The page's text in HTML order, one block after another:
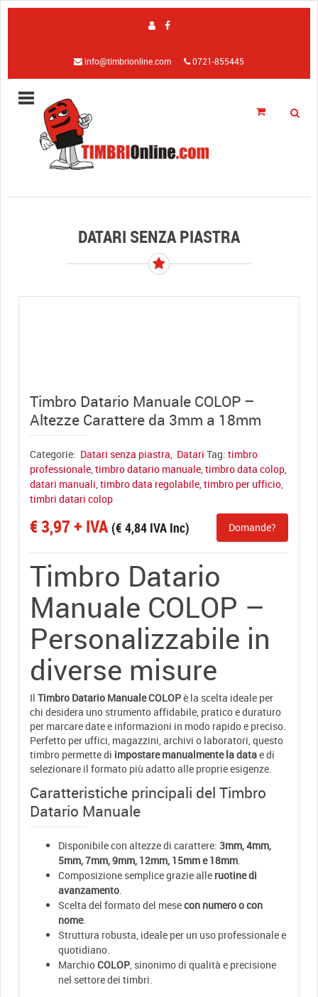
info@timbrionline.com 0721-855445
DATARI SENZA PIASTRA
Timbro Datario Manuale COLOP –
Altezze Carattere da 3mm a 18mm
Categorie: Datari senza piastra Datari Tag: timbro
professionale timbro datario manuale timbro data colop
datari manuali timbro data regolabile timbro per ufficio
timbri datari colop
€3,97+ IVA (€ 4,84 IVA Inc) Domande?
Timbro Datario
Manuale COLOP –
Personalizzabile in
diverse misure
Il Timbro Datario Manuale COLOPè la scelta ideale per
chi desidera uno strumento affidabile, pratico e duraturo
per marcare date e informazioni in modo rapido e preciso.
Perfetto per uffici, magazzini, archivi o laboratori, questo
timbro permette di impostare manualmente la datae di
selezionare il formato più adatto alle proprie esigenze.
Caratteristiche principali del Timbro
Datario Manuale
Disponibile con altezze di carattere: 3mm, 4mm,
5mm, 7mm, 9mm, 12mm, 15mm e 18mm
Composizione semplice grazie alle ruotine di
avanzamento
Scelta del formato del mesecon numero o con
nome.
Struttura robusta, ideale per un uso professionale e
quotidiano.
MarchioCOLOP , sinonimo di qualità e precisione
nel settore dei timbri.